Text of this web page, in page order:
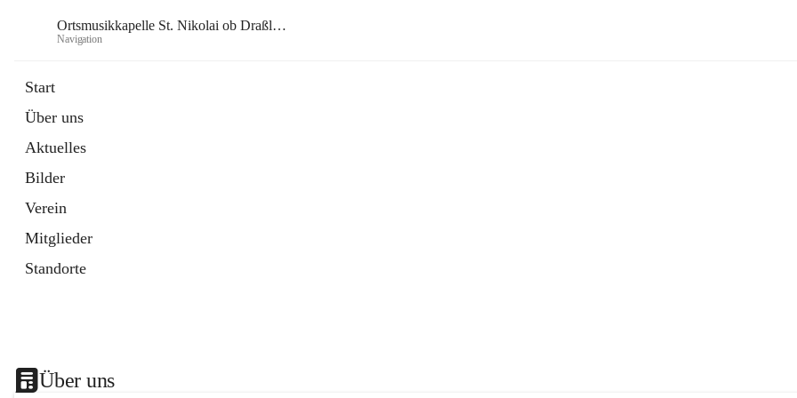
Ortsmusikkapelle St. Nikolai ob Draßling
Navigation
Start
Über uns
Aktuelles
Bilder
Verein
Mitglieder
Standorte
Über uns